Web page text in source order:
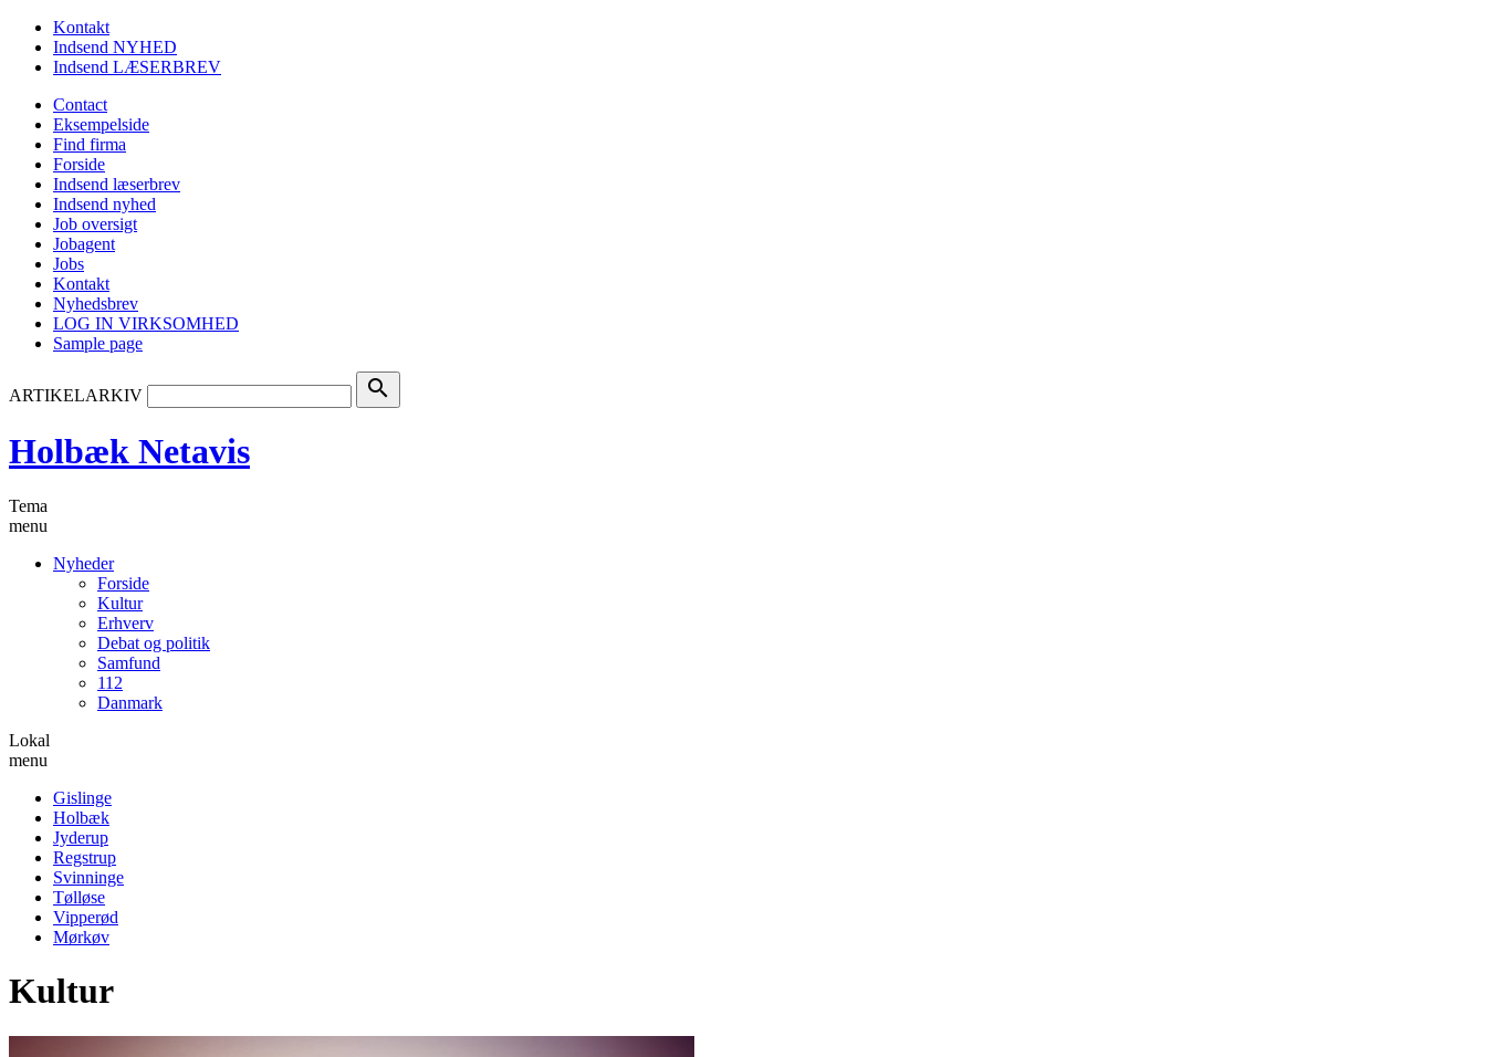
Kontakt
Indsend NYHED
Indsend LÆSERBREV
Contact
Eksempelside
Find firma
Forside
Indsend læserbrev
Indsend nyhed
Job oversigt
Jobagent
Jobs
Kontakt
Nyhedsbrev
LOG IN VIRKSOMHED
Sample page
ARTIKELARKIV search
Holbæk Netavis
Tema
menu
Nyheder
Forside
Kultur
Erhverv
Debat og politik
Samfund
112
Danmark
Lokal
menu
Gislinge
Holbæk
Jyderup
Regstrup
Svinninge
Tølløse
Vipperød
Mørkøv
Kultur